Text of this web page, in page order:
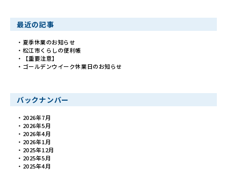
最近の記事
夏季休業のお知らせ
松江市くらしの便利帳
【重要注意】
ゴールデンウイーク休業日のお知らせ
バックナンバー
2026年7月
2026年5月
2026年4月
2026年1月
2025年12月
2025年5月
2025年4月